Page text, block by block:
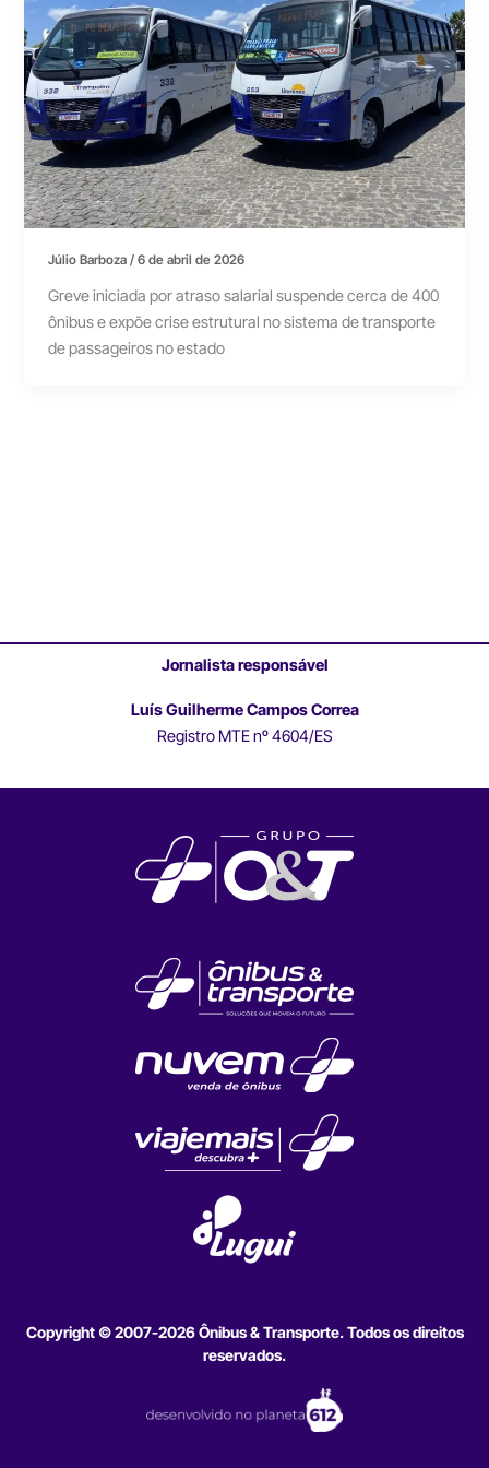
Júlio Barboza/6 de abril de 2026
Greve iniciada por atraso salarial suspende cerca de 400
ônibus e expõe crise estrutural no sistema de transporte
de passageiros no estado
Jornalista responsável
Luís Guilherme Campos Correa
Registro MTE nº 4604/ES
Copyright © 2007-2026 Ônibus & Transporte. Todos os direitos
reservados.